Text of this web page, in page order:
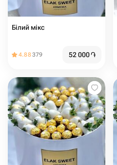
Білий мікс
4.88379 52 000֏